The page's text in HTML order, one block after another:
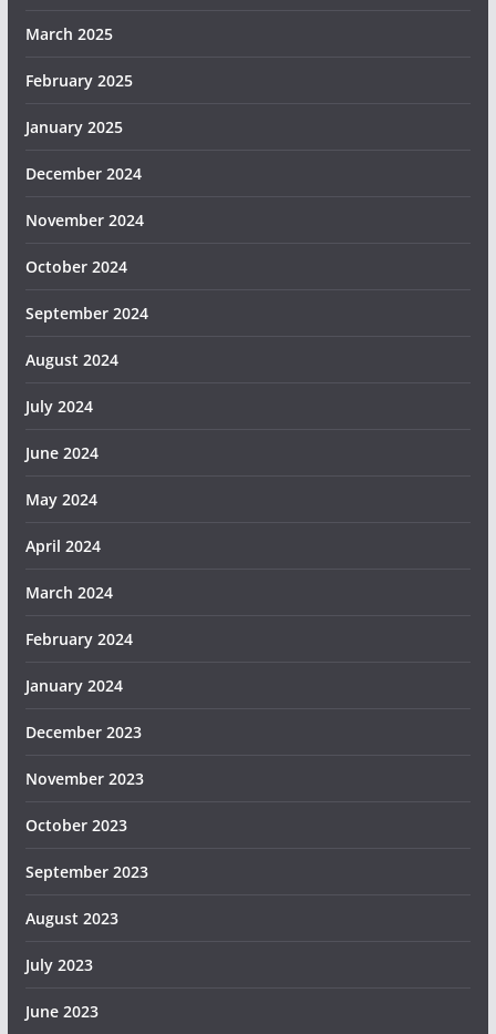
March 2025
February 2025
January 2025
December 2024
November 2024
October 2024
September 2024
August 2024
July 2024
June 2024
May 2024
April 2024
March 2024
February 2024
January 2024
December 2023
November 2023
October 2023
September 2023
August 2023
July 2023
June 2023